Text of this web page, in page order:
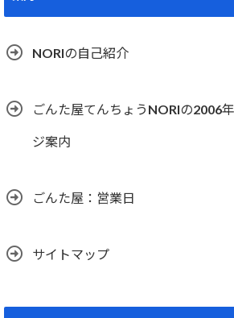
NORIの自己紹介
ごんた屋てんちょうNORIの2006
ジ案内
ごんた屋：営業日
サイトマップ